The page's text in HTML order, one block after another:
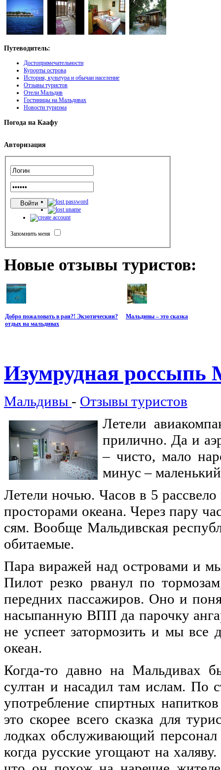
Путеводитель:
Достопримечательности
Курорты острова
История, культура и обычаи население
Отзывы туристов
Отели Мальдив
Гостиницы на Мальдивах
Новости туризма
Погода на Каафу
Авторизация
Запомнить меня
Новые отзывы туристов:
Добро пожаловать в раи?! Экзотическии?
отдых на мальдивах
Мальдивы – это сказка
Изумрудная россыпь
Мальдивы - Отзывы туристов
Летели
прилично. Да и
– чисто, мало
минус –
Летели ночью. Часов в 5
просторами океана. Через пару
сям. Вообще Мальдивская
обитаемые.
Пара виражей над островами и
Пилот резко рванул по
передних пассажиров. Оно и
насыпанную ВПП да парочку
не успеет затормозить и мы все
океан.
Когда-то давно на Мальдивах
султан и насадил там ислам. По
употребление спиртных
это скорее всего сказка для
лодках обслуживающий
когда русские угощают на